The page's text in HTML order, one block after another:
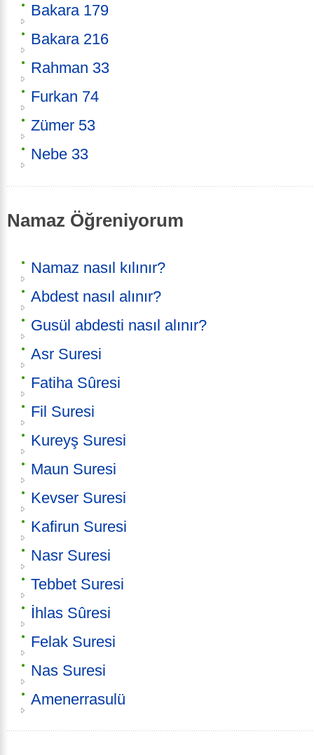
Bakara 179
Bakara 216
Rahman 33
Furkan 74
Zümer 53
Nebe 33
Namaz Öğreniyorum
Namaz nasıl kılınır?
Abdest nasıl alınır?
Gusül abdesti nasıl alınır?
Asr Suresi
Fatiha Sûresi
Fil Suresi
Kureyş Suresi
Maun Suresi
Kevser Suresi
Kafirun Suresi
Nasr Suresi
Tebbet Suresi
İhlas Sûresi
Felak Suresi
Nas Suresi
Amenerrasulü